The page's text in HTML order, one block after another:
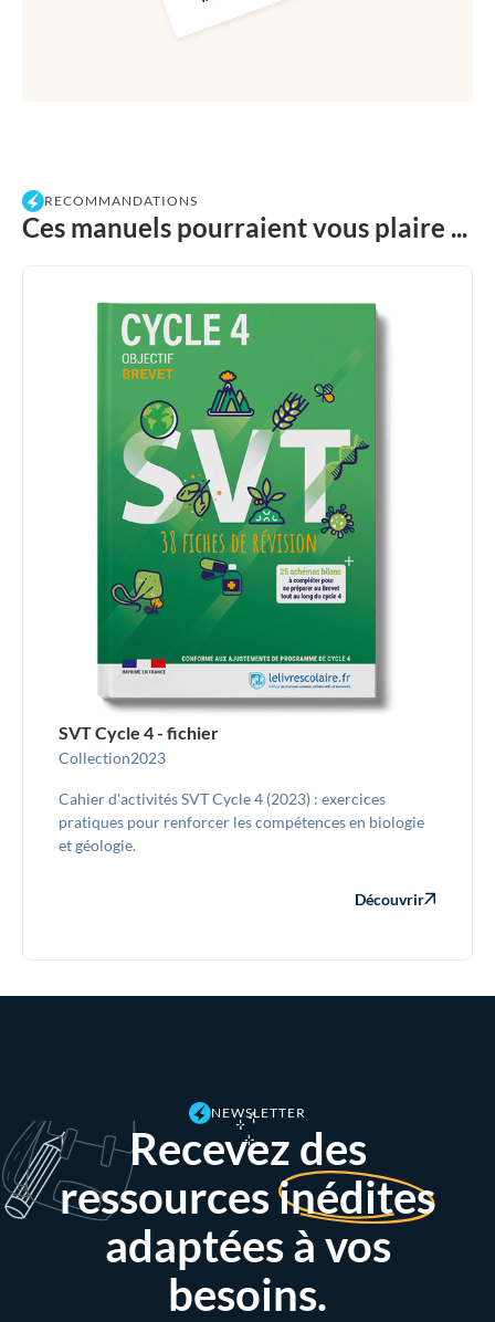
RECOMMANDATIONS
Ces manuels pourraient vous plaire ...
SVT Cycle 4 - fichier
Collection2023
Cahier d'activités SVT Cycle 4 (2023) : exercices
pratiques pour renforcer les compétences en biologie
et géologie.
Découvrir
NEWSLETTER
Recevez des
ressourcesinédites
adaptées à vos
besoins.